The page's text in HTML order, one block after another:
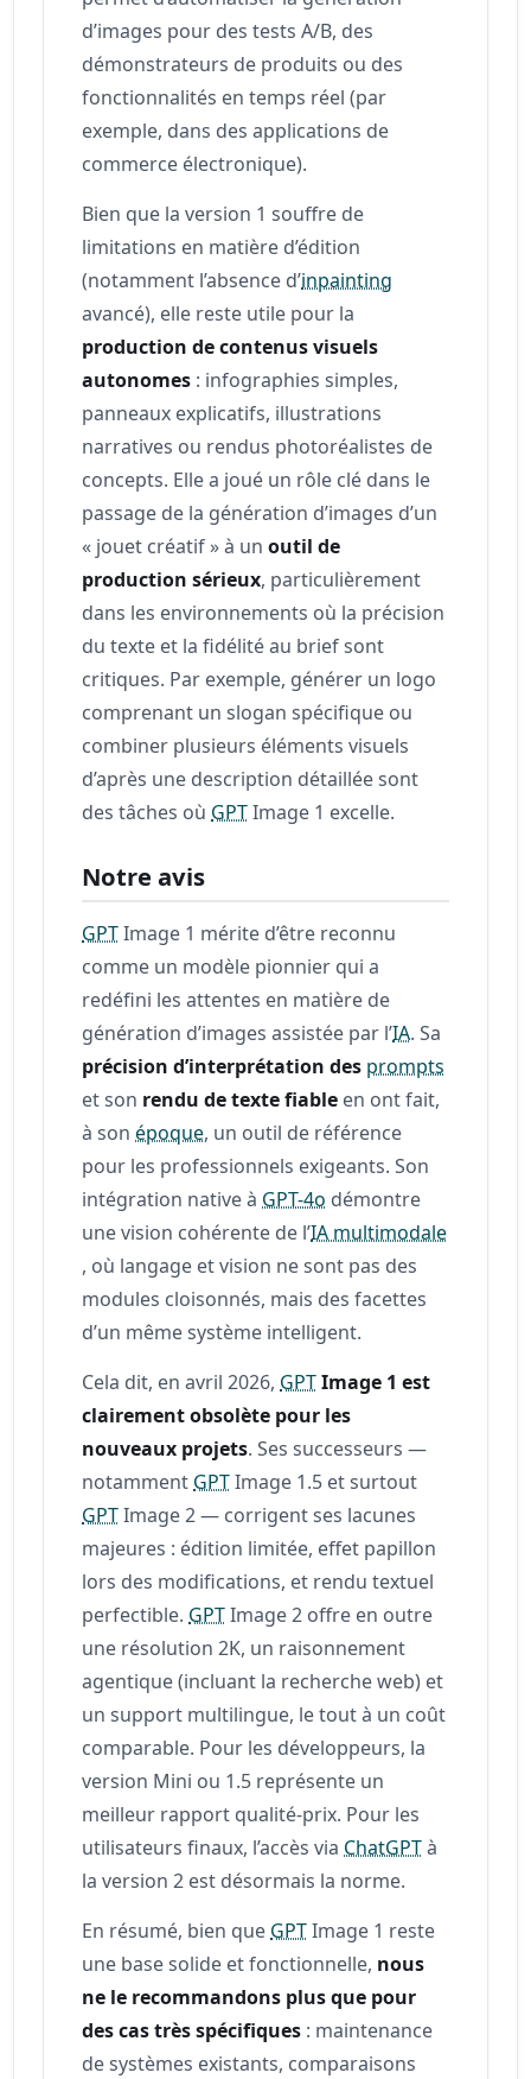
d’images pour des tests A/B, des
démonstrateurs de produits ou des
fonctionnalités en temps réel (par
exemple, dans des applications de
commerce électronique).
Bien que la version 1 souffre de
limitations en matière d’édition
(notamment l’absence d’inpainting
avancé), elle reste utile pour la
production de contenus visuels
autonomes : infographies simples,
panneaux explicatifs, illustrations
narratives ou rendus photoréalistes de
concepts. Elle a joué un rôle clé dans le
passage de la génération d’images d’un
« jouet créatif » à unoutil de
production sérieux, particulièrement
dans les environnements où la précision
du texte et la fidélité au brief sont
critiques. Par exemple, générer un logo
comprenant un slogan spécifique ou
combiner plusieurs éléments visuels
d’après une description détaillée sont
des tâches où GPTImage 1 excelle.
Notre avis
GPTImage 1 mérite d’être reconnu
comme un modèle pionnier qui a
redéfini les attentes en matière de
génération d’images assistée par l’IA. Sa
précision d’interprétation des prompts
et son rendu de texte fiable en ont fait,
à sonépoque, un outil de référence
pour les professionnels exigeants. Son
intégration native à GPT-4o démontre
une vision cohérente de l’IA multimodale
, où langage et vision ne sont pas des
modules cloisonnés, mais des facettes
d’un même système intelligent.
Cela dit, en avril 2026, GPTImage 1 est
clairement obsolète pour les
nouveaux projets. Ses successeurs —
notamment GPTImage 1.5 et surtout
GPTImage 2 — corrigent ses lacunes
majeures : édition limitée, effet papillon
lors des modifications, et rendu textuel
perfectible. GPTImage 2 offre en outre
une résolution 2K, un raisonnement
agentique (incluant la recherche web) et
un support multilingue, le tout à un coût
comparable. Pour les développeurs, la
version Mini ou 1.5 représente un
meilleur rapport qualité-prix. Pour les
utilisateurs finaux, l’accès via ChatGPTà
la version 2 est désormais la norme.
En résumé, bien que GPTImage 1 reste
une base solide et fonctionnelle, nous
ne le recommandons plus que pour
des cas très spécifiques : maintenance
de systèmes existants, comparaisons